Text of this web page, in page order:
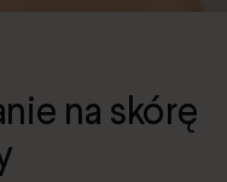
na skórę